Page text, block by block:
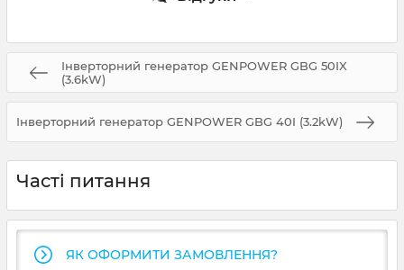
Інверторний генератор GENPOWER GBG 50IX
(3.6kW)
Інверторний генератор GENPOWER GBG 40I (3.2kW)
Часті питання
ЯК ОФОРМИТИ ЗАМОВЛЕННЯ?